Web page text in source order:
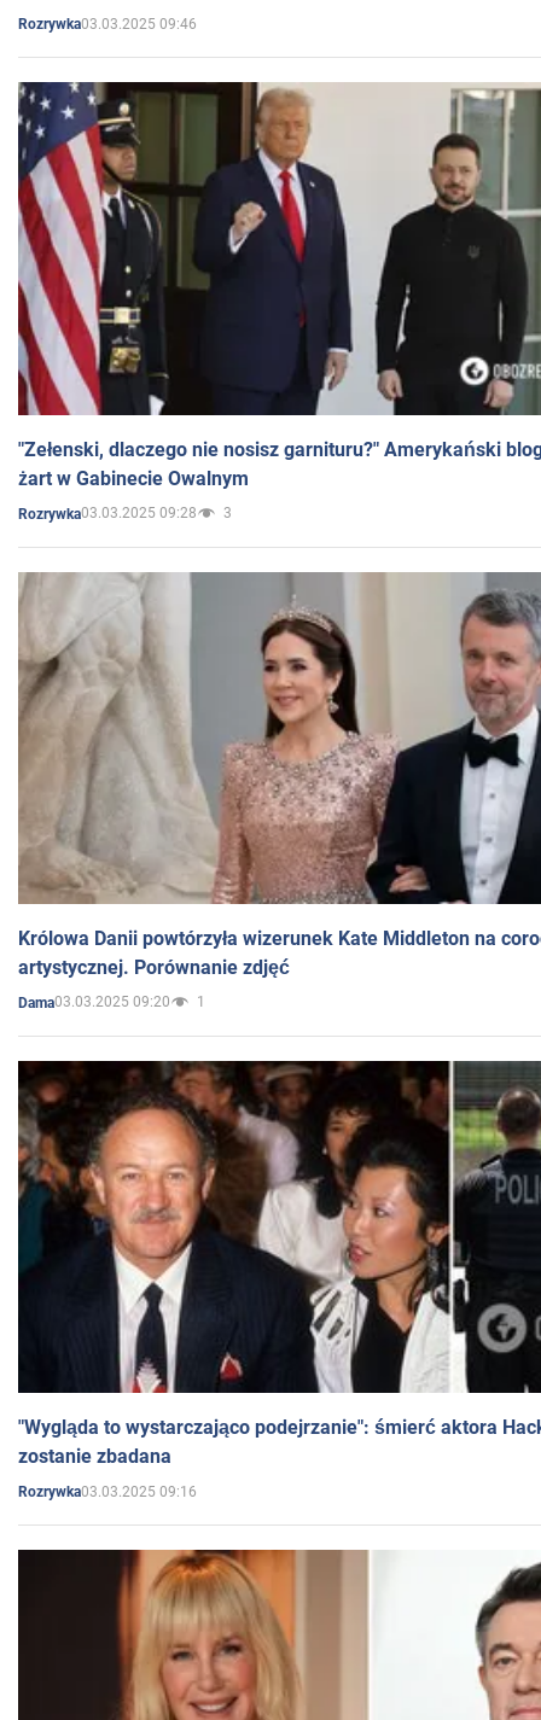
Rozrywka03.03.2025 09:46
"Zełenski, dlaczego nie nosisz garnituru?" Amerykański
żart w Gabinecie Owalnym
Rozrywka03.03.2025 09:28 3
Królowa Danii powtórzyła wizerunek Kate Middleton na
artystycznej. Porównanie zdjęć
Dama03.03.2025 09:20 1
"Wygląda to wystarczająco podejrzanie": śmierć aktora
zostanie zbadana
Rozrywka03.03.2025 09:16